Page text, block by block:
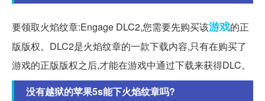
要领取火焰纹章:Engage DLC2,您需要先购买该游戏的正
版版权。DLC2是火焰纹章的一款下载内容,只有在购买了
游戏的正版版权之后,才能在游戏中通过下载来获得DLC。
没有越狱的苹果5s能下火焰纹章吗?